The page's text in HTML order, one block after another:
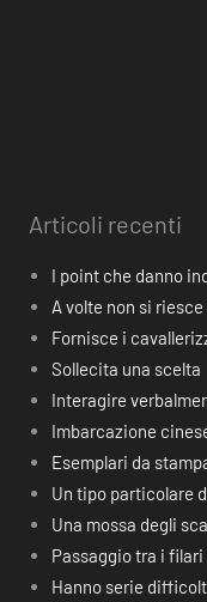
Articoli recenti
I point che danno
A volte non si
Fornisce i
Sollecita una scelta
Interagire
Imbarcazione
Esemplari da
Un tipo particolare
Una mossa degli
Passaggio tra i filari
Hanno serie